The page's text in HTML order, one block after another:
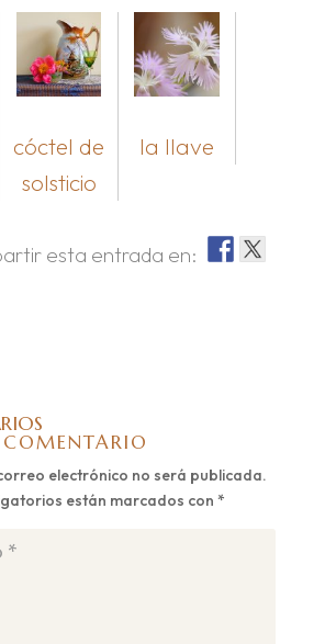
cóctel de
solsticio
la llave
esta entrada en:
electrónico no será publicada.
están marcados con *